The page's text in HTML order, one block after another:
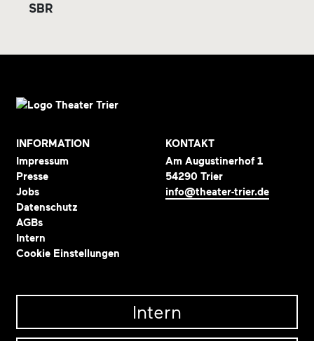
SBR
INFORMATION
Impressum
Presse
Jobs
Datenschutz
AGBs
Intern
Cookie Einstellungen
KONTAKT
Am Augustinerhof 1
54290 Trier
info@theater-trier.de
Intern